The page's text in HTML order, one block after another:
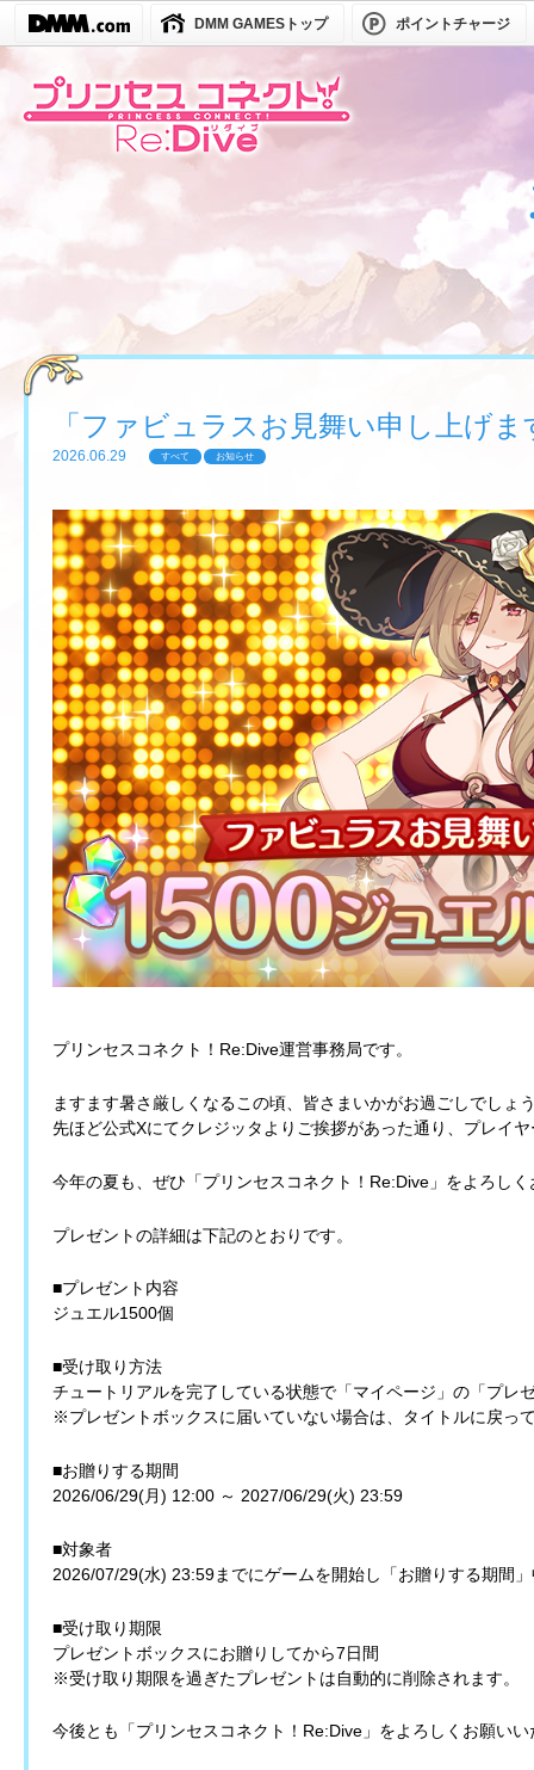
DMM GAMESトップ ポイントチャージ
「ファビュラスお見舞い申し上げ
2026.06.29 すべて お知らせ
プリンセスコネクト！Re:Dive運営事務局です。
ますます暑さ厳しくなるこの頃、皆さまいかがお過ごしでしょ
先ほど公式Xにてクレジッタよりご挨拶があった通り、プレイ
今年の夏も、ぜひ「プリンセスコネクト！Re:Dive」をよろし
プレゼントの詳細は下記のとおりです。
■プレゼント内容
ジュエル1500個
■受け取り方法
チュートリアルを完了している状態で「マイページ」の「プレ
※プレゼントボックスに届いていない場合は、タイトルに戻っ
■お贈りする期間
2026/06/29(月) 12:00 ～ 2027/06/29(火) 23:59
■対象者
2026/07/29(水) 23:59までにゲームを開始し「お贈りする期間
■受け取り期限
プレゼントボックスにお贈りしてから7日間
※受け取り期限を過ぎたプレゼントは自動的に削除されます。
今後とも「プリンセスコネクト！Re:Dive」をよろしくお願いい